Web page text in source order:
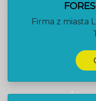
Firma z miasta